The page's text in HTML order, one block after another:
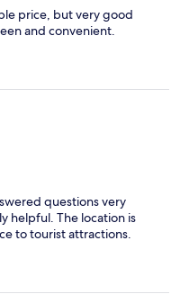
price, but very good
and convenient.
questions very
helpful. The location is
to tourist attractions.